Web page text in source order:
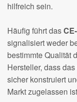
hilfreich sein.
Häufig führt das
signalisiert weder
bestimmte Qualität
Hersteller, dass
sicher konstruiert
Markt zugelassen